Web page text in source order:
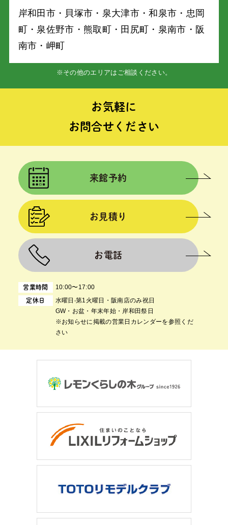
岸和⽥市・⾙塚市・泉⼤津市・和泉市・忠岡
町・泉佐野市・熊取町・⽥尻町・泉南市・阪
南市・岬町
※その他のエリアはご相談ください。
お気軽に
お問合せください
営業時間 10:00〜17:00
定休日
⽔曜⽇‧第1⽕曜⽇・阪南店のみ祝日
GW・お盆・年末年始・岸和田祭日
※お知らせに掲載の営業日カレンダーを参照くだ
さい
来館予約
お見積り
お電話